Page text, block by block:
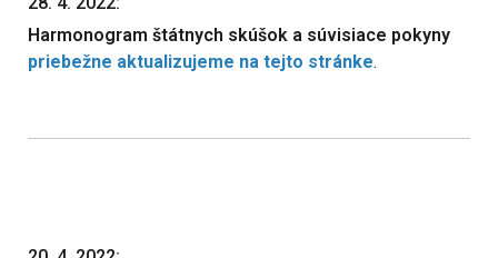
Harmonogram štátnych skúšok a súvisiace pokyny
priebežne aktualizujeme na tejto stránke.